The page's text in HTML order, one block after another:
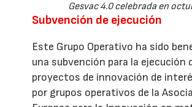
Gesvac 4.0 celebrada en
Subvención de ejecución
Este Grupo Operativo ha sido
una subvención para la ejecución
proyectos de innovación de
por grupos operativos de la